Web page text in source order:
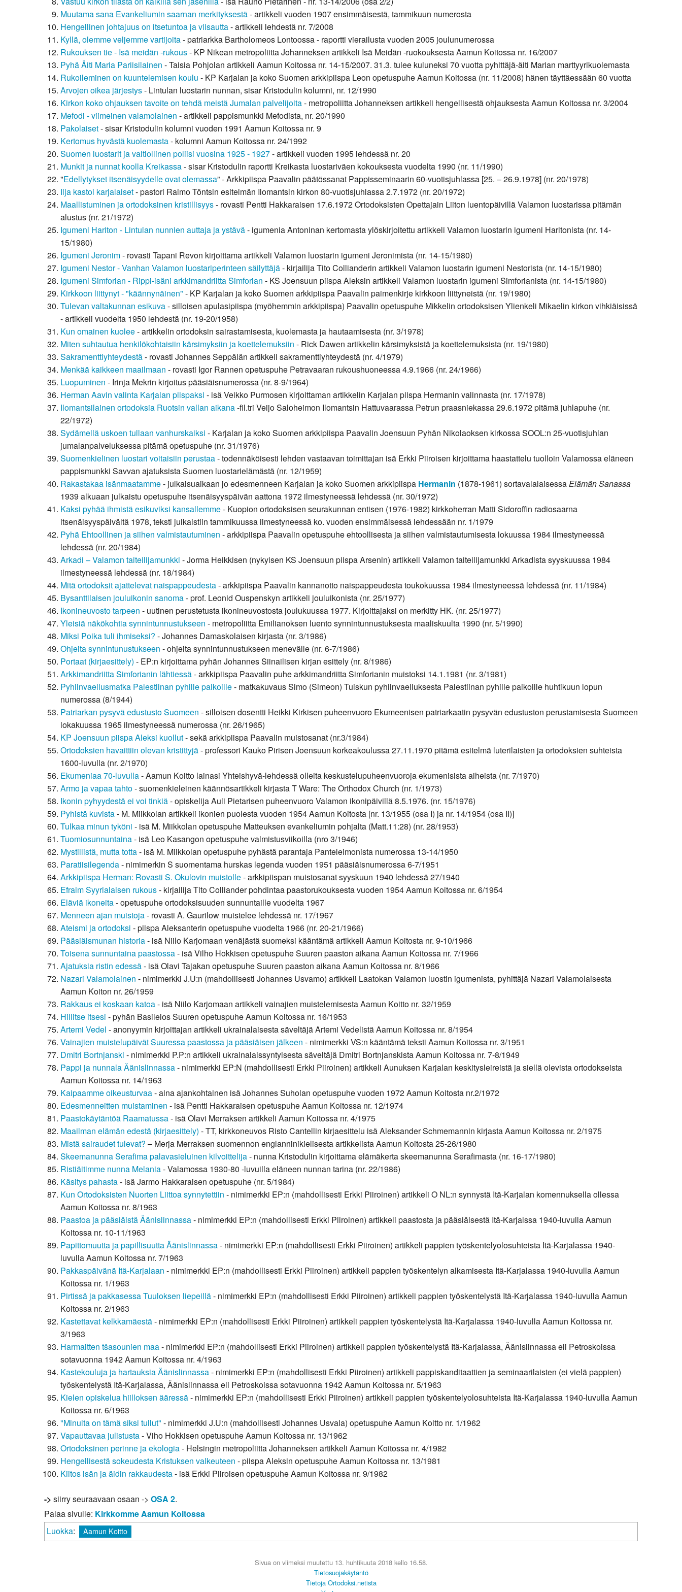
Kirkkoon liittyminen
Muutama sana Evankeliumin saarnan merkityksestä- artikkeli vuoden 1907 ensimmäisestä, tammikuun numerosta
Hengellinen johtajuus on itsetuntoa ja viisautta- artikkeli lehdestä nr. 7/2008
Kyllä, olemme veljemme vartijoita- patriarkka Bartholomeos Lontoossa - raportti vierailusta vuoden 2005 joulunumerossa
Rukouksen tie - Isä meidän -rukous- KP Nikean metropoliitta Johanneksen artikkeli Isä Meidän -ruokouksesta Aamun Koitossa nr. 16/2007
Pyhä Äiti Maria Pariisilainen - Taisia Pohjolan artikkeli Aamun Koitossa nr. 14-15/2007. 31.3. tulee kuluneksi 70 vuotta pyhittäjä-äiti Marian marttyyrikuolemasta
Rukoileminen on kuuntelemisen koulu - KP Karjalan ja koko Suomen arkkipiispa Leon opetuspuhe Aamun Koitossa (nr. 11/2008) hänen täyttäessään 60 vuotta
Arvojen oikea järjestys- Lintulan luostarin nunnan, sisar Kristodulin kolumni, nr. 12/1990
Kirkon koko ohjauksen tavoite on tehdä meistä Jumalan palvelijoita- metropoliitta Johanneksen artikkeli hengellisestä ohjauksesta Aamun Koitossa nr. 3/2004
Mefodi - viimeinen valamolainen - artikkeli pappismunkki Mefodista, nr. 20/1990
Pakolaiset- sisar Kristodulin kolumni vuoden 1991 Aamun Koitossa nr. 9
Kertomus hyvästä kuolemasta- kolumni Aamun Koitossa nr. 24/1992
Suomen luostarit ja valtiollinen poliisi vuosina 1925 - 1927- artikkeli vuoden 1995 lehdessä nr. 20
Munkit ja nunnat koolla Kreikassa- sisar Kristodulin raportti Kreikasta luostariväen kokouksesta vuodelta 1990 (nr. 11/1990)
"Edellytykset itsenäisyydelle ovat olemassa” - Arkkipiispa Paavalin päätössanat Pappisseminaarin 60-vuotisjuhlassa [25. – 26.9.1978] (nr. 20/1978)
Ilja kastoi karjalaiset- pastori Raimo Töntsin esitelmän Ilomantsin kirkon 80-vuotisjuhlassa 2.7.1972 (nr. 20/1972)
Maallistuminen ja ortodoksinen kristillisyys- rovasti Pentti Hakkaraisen 17.6.1972 Ortodoksisten Opettajain Liiton luentopäivillä Valamon luostarissa pitämän
alustus (nr. 21/1972)
Igumeni Hariton - Lintulan nunnien auttaja ja ystävä- igumenia Antoninan kertomasta ylöskirjoitettu artikkeli Valamon luostarin igumeni Haritonista (nr. 14-
15/1980)
Igumeni Jeronim- rovasti Tapani Revon kirjoittama artikkeli Valamon luostarin igumeni Jeronimista (nr. 14-15/1980)
Igumeni Nestor - Vanhan Valamon luostariperinteen säilyttäjä- kirjailija Tito Collianderin artikkeli Valamon luostarin igumeni Nestorista (nr. 14-15/1980)
Igumeni Simforian - Rippi-isäni arkkimandriitta Simforian - KS Joensuun piispa Aleksin artikkeli Valamon luostarin igumeni Simforianista (nr. 14-15/1980)
Kirkkoon liittynyt - "käännynäinen" - KP Karjalan ja koko Suomen arkkipiispa Paavalin paimenkirje kirkkoon liittyneistä (nr. 19/1980)
Tulevan valtakunnan esikuva- silloisen apulasipiispa (myöhemmin arkkipiispa) Paavalin opetuspuhe Mikkelin ortodoksisen Ylienkeli Mikaelin kirkon vihkiäisissä
- artikkeli vuodelta 1950 lehdestä (nr. 19-20/1958)
Kun omainen kuolee- artikkelin ortodoksin sairastamisesta, kuolemasta ja hautaamisesta (nr. 3/1978)
Miten suhtautua henkilökohtaisiin kärsimyksiin ja koettelemuksiin - Rick Dawen artikkelin kärsimyksistä ja koettelemuksista (nr. 19/1980)
Sakramenttiyhteydestä- rovasti Johannes Seppälän artikkeli sakramenttiyhteydestä (nr. 4/1979)
Menkää kaikkeen maailmaan - rovasti Igor Rannen opetuspuhe Petravaaran rukoushuoneessa 4.9.1966 (nr. 24/1966)
Luopuminen - Irinja Mekrin kirjoitus pääsiäisnumerossa (nr. 8-9/1964)
Herman Aavin valinta Karjalan piispaksi - isä Veikko Purmosen kirjoittaman artikkelin Karjalan piispa Hermanin valinnasta (nr. 17/1978)
Ilomantsilainen ortodoksia Ruotsin vallan aikana-fil.tri Veijo Saloheimon Ilomantsin Hattuvaarassa Petrun praasniekassa 29.6.1972 pitämä juhlapuhe (nr.
22/1972)
Sydämellä uskoen tullaan vanhurskaiksi - Karjalan ja koko Suomen arkkipiispa Paavalin Joensuun Pyhän Nikolaoksen kirkossa SOOL:n 25-vuotisjuhlan
jumalanpalveluksessa pitämä opetuspuhe (nr. 31/1976)
Suomenkielinen luostari voitaisiin perustaa- todennäköisesti lehden vastaavan toimittajan isä Erkki Piiroisen kirjoittama haastattelu tuolloin Valamossa eläneen
pappismunkki Savvan ajatuksista Suomen luostarielämästä (nr. 12/1959)
Rakastakaa isänmaatamme- julkaisuaikaan jo edesmenneen Karjalan ja koko Suomen arkkipiispa Hermanin (1878-1961) sortavalalaisessaElämän Sanassa
1939 alkuaan julkaistu opetuspuhe itsenäisyyspäivän aattona 1972 ilmestyneessä lehdessä (nr. 30/1972)
Kaksi pyhää ihmistä esikuviksi kansallemme- Kuopion ortodoksisen seurakunnan entisen (1976-1982) kirkkoherran Matti Sidoroffin radiosaarna
itsenäisyyspäivältä 1978, teksti julkaistiin tammikuussa ilmestyneessä ko. vuoden ensimmäisessä lehdessään nr. 1/1979
Pyhä Ehtoollinen ja siihen valmistautuminen - arkkipiispa Paavalin opetuspuhe ehtoollisesta ja siihen valmistautumisesta lokuussa 1984 ilmestyneessä
lehdessä (nr. 20/1984)
Arkadi – Valamon taiteilijamunkki - Jorma Heikkisen (nykyisen KS Joensuun piispa Arsenin) artikkeli Valamon taiteilijamunkki Arkadista syyskuussa 1984
ilmestyneessä lehdessä (nr. 18/1984)
Mitä ortodoksit ajattelevat naispappeudesta- arkkipiispa Paavalin kannanotto naispappeudesta toukokuussa 1984 ilmestyneessä lehdessä (nr. 11/1984)
Bysanttilaisen jouluikonin sanoma- prof. Leonid Ouspenskyn artikkeli jouluikonista (nr. 25/1977)
Ikonineuvosto tarpeen - uutinen perustetusta ikonineuvostosta joulukuussa 1977. Kirjoittajaksi on merkitty HK. (nr. 25/1977)
Yleisiä näkökohtia synnintunnustukseen - metropoliitta Emilianoksen luento synnintunnustuksesta maaliskuulta 1990 (nr. 5/1990)
Miksi Poika tuli ihmiseksi? - Johannes Damaskolaisen kirjasta (nr. 3/1986)
Ohjeita synnintunustukseen - ohjeita synnintunnustukseen menevälle (nr. 6-7/1986)
Portaat (kirjaesittely) - EP:n kirjoittama pyhän Johannes Siinailisen kirjan esittely (nr. 8/1986)
Arkkimandriitta Simforianin lähtiessä- arkkipiispa Paavalin puhe arkkimandriitta Simforianin muistoksi 14.1.1981 (nr. 3/1981)
Pyhiinvaellusmatka Palestiinan pyhille paikoille- matkakuvaus Simo (Simeon) Tuiskun pyhiinvaelluksesta Palestiinan pyhille paikoille huhtikuun lopun
numerossa (8/1944)
Patriarkan pysyvä edustusto Suomeen - silloisen dosentti Heikki Kirkisen puheenvuoro Ekumeenisen patriarkaatin pysyvän edustuston perustamisesta Suomeen
lokakuussa 1965 ilmestyneessä numerossa (nr. 26/1965)
KP Joensuun piispa Aleksi kuollut- sekä arkkipiispa Paavalin muistosanat (nr.3/1984)
Ortodoksien havaittiin olevan kristittyjä- professori Kauko Pirisen Joensuun korkeakoulussa 27.11.1970 pitämä esitelmä luterilaisten ja ortodoksien suhteista
1600-luvulla (nr. 2/1970)
Ekumeniaa 70-luvulla- Aamun Koitto lainasi Yhteishyvä-lehdessä olleita keskustelupuheenvuoroja ekumenisista aiheista (nr. 7/1970)
Armo ja vapaa tahto- suomenkieleinen käännösartikkeli kirjasta T Ware: The Orthodox Church (nr. 1/1973)
Ikonin pyhyydestä ei voi tinkiä- opiskelija Auli Pietarisen puheenvuoro Valamon ikonipäivillä 8.5.1976. (nr. 15/1976)
Pyhistä kuvista- M. Miikkolan artikkeli ikonien puolesta vuoden 1954 Aamun Koitosta [nr. 13/1955 (osa I) ja nr. 14/1954 (osa II)]
Tulkaa minun tyköni - isä M. Miikkolan opetuspuhe Matteuksen evankeliumin pohjalta (Matt.11:28) (nr. 28/1953)
Tuomiosunnuntaina- isä Leo Kasangon opetuspuhe valmistusviikoilla (nro 3/1946)
Mystillistä, mutta totta- isä M. Miikkolan opetuspuhe pyhästä parantaja Panteleimonista numerossa 13-14/1950
Paratiisilegenda- nimimerkin S suomentama hurskas legenda vuoden 1951 pääsiäisnumerossa 6-7/1951
Arkkipiispa Herman: Rovasti S. Okulovin muistolle- arkkipiispan muistosanat syyskuun 1940 lehdessä 27/1940
Efraim Syyrialaisen rukous- kirjailija Tito Colliander pohdintaa paastorukouksesta vuoden 1954 Aamun Koitossa nr. 6/1954
Eläviä ikoneita- opetuspuhe ortodoksisuuden sunnuntaille vuodelta 1967
Menneen ajan muistoja- rovasti A. Gaurilow muistelee lehdessä nr. 17/1967
Ateismi ja ortodoksi - piispa Aleksanterin opetuspuhe vuodelta 1966 (nr. 20-21/1966)
Pääsiäismunan historia- isä Niilo Karjomaan venäjästä suomeksi kääntämä artikkeli Aamun Koitosta nr. 9-10/1966
Toisena sunnuntaina paastossa- isä Vilho Hokkisen opetuspuhe Suuren paaston aikana Aamun Koitossa nr. 7/1966
Ajatuksia ristin edessä- isä Olavi Tajakan opetuspuhe Suuren paaston aikana Aamun Koitossa nr. 8/1966
Nazari Valamolainen - nimimerkki J.U:n (mahdollisesti Johannes Usvamo) artikkeli Laatokan Valamon luostin igumenista, pyhittäjä Nazari Valamolaisesta
Aamun Koiton nr. 26/1959
Rakkaus ei koskaan katoa- isä Niilo Karjomaan artikkeli vainajien muistelemisesta Aamun Koitto nr. 32/1959
Hillitse itsesi - pyhän Basileios Suuren opetuspuhe Aamun Koitossa nr. 16/1953
Artemi Vedel - anonyymin kirjoittajan artikkeli ukrainalaisesta säveltäjä Artemi Vedelistä Aamun Koitossa nr. 8/1954
Vainajien muistelupäivät Suuressa paastossa ja pääsiäisen jälkeen - nimimerkki VS:n kääntämä teksti Aamun Koitossa nr. 3/1951
Dmitri Bortnjanski - nimimerkki P.P:n artikkeli ukrainalaissyntyisesta säveltäjä Dmitri Bortnjanskista Aamun Koitossa nr. 7-8/1949
Pappi ja nunnala Äänislinnassa- nimimerkki EP:N (mahdollisesti Erkki Piiroinen) artikkeli Aunuksen Karjalan keskitysleireistä ja siellä olevista ortodokseista
Aamun Koitossa nr. 14/1963
Kaipaamme oikeusturvaa- aina ajankohtainen isä Johannes Suholan opetuspuhe vuoden 1972 Aamun Koitosta nr.2/1972
Edesmenneitten muistaminen - isä Pentti Hakkaraisen opetuspuhe Aamun Koitossa nr. 12/1974
Paastokäytäntöä Raamatussa- isä Olavi Merraksen artikkeli Aamun Koitossa nr. 4/1975
Maailman elämän edestä (kirjaesittely) - TT, kirkkoneuvos Risto Cantellin kirjaesittelu isä Aleksander Schmemannin kirjasta Aamun Koitossa nr. 2/1975
Mistä sairaudet tulevat? – Merja Merraksen suomennon englanninikielisesta artikkelista Aamun Koitosta 25-26/1980
Skeemanunna Serafima palavasieluinen kilvoittelija- nunna Kristodulin kirjoittama elämäkerta skeemanunna Serafimasta (nr. 16-17/1980)
Ristiäitimme nunna Melania- Valamossa 1930-80 -luvuilla eläneen nunnan tarina (nr. 22/1986)
Käsitys pahasta- isä Jarmo Hakkaraisen opetuspuhe (nr. 5/1984)
Kun Ortodoksisten Nuorten Liittoa synnytettiin - nimimerkki EP:n (mahdollisesti Erkki Piiroinen) artikkeli O NL:n synnystä Itä-Karjalan komennuksella ollessa
Aamun Koitossa nr. 8/1963
Paastoa ja pääsiäistä Äänislinnassa- nimimerkki EP:n (mahdollisesti Erkki Piiroinen) artikkeli paastosta ja pääsiäisestä Itä-Karjalssa 1940-luvulla Aamun
Koitossa nr. 10-11/1963
Papittomuutta ja papillisuutta Äänislinnassa- nimimerkki EP:n (mahdollisesti Erkki Piiroinen) artikkeli pappien työskentelyolosuhteista Itä-Karjalassa 1940-
luvulla Aamun Koitossa nr. 7/1963
Pakkaspäivänä Itä-Karjalaan - nimimerkki EP:n (mahdollisesti Erkki Piiroinen) artikkeli pappien työskentelyn alkamisesta Itä-Karjalassa 1940-luvulla Aamun
Koitossa nr. 1/1963
Pirtissä ja pakkasessa Tuuloksen liepeillä- nimimerkki EP:n (mahdollisesti Erkki Piiroinen) artikkeli pappien työskentelystä Itä-Karjalassa 1940-luvulla Aamun
Koitossa nr. 2/1963
Kastettavat kelkkamäestä- nimimerkki EP:n (mahdollisesti Erkki Piiroinen) artikkeli pappien työskentelystä Itä-Karjalassa 1940-luvulla Aamun Koitossa nr.
3/1963
Harmaitten tšasounien maa- nimimerkki EP:n (mahdollisesti Erkki Piiroinen) artikkeli pappien työskentelystä Itä-Karjalassa, Äänislinnassa eli Petroskoissa
sotavuonna 1942 Aamun Koitossa nr. 4/1963
Kastekouluja ja hartauksia Äänislinnassa- nimimerkki EP:n (mahdollisesti Erkki Piiroinen) artikkeli pappiskanditaattien ja seminaarilaisten (ei vielä pappien)
työskentelystä Itä-Karjalassa, Äänislinnassa eli Petroskoissa sotavuonna 1942 Aamun Koitossa nr. 5/1963
Kielen opiskelua hiilloksen ääressä- nimimerkki EP:n (mahdollisesti Erkki Piiroinen) artikkeli pappien työskentelyolosuhteista Itä-Karjalassa 1940-luvulla Aamun
Koitossa nr. 6/1963
"Minulta on tämä siksi tullut" - nimimerkki J.U:n (mahdollisesti Johannes Usvala) opetuspuhe Aamun Koitto nr. 1/1962
Vapauttavaa julistusta- Viho Hokkisen opetuspuhe Aamun Koitossa nr. 13/1962
Ortodoksinen perinne ja ekologia- Helsingin metropoliitta Johanneksen artikkeli Aamun Koitossa nr. 4/1982
Hengellisestä sokeudesta Kristuksen valkeuteen - piispa Aleksin opetuspuhe Aamun Koitossa nr. 13/1981
Kiitos isän ja äidin rakkaudesta- isä Erkki Piiroisen opetuspuhe Aamun Koitossa nr. 9/1982
-> siirry seuraavaan osaan -> OSA 2.
Palaa sivulle: Kirkkomme Aamun Koitossa
Luokka: Aamun Koitto
Sivua on viimeksi muutettu 13. huhtikuuta 2018 kello 16.58.
Tietosuojakäytäntö
Tietoja Ortodoksi.netista